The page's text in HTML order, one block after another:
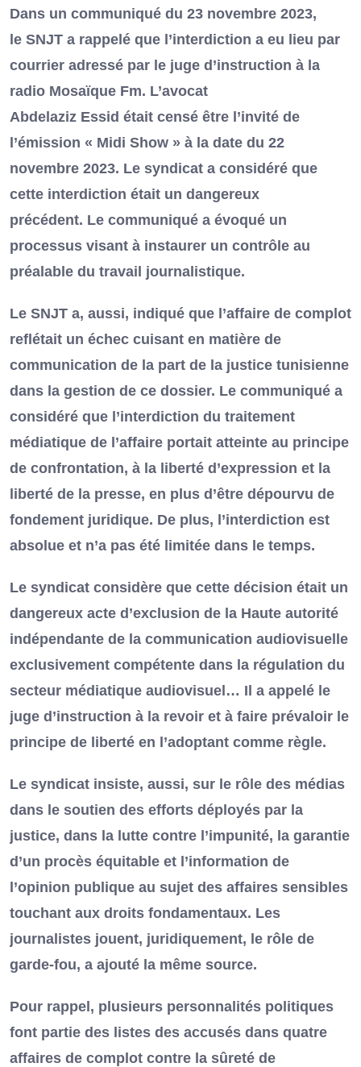
Dans un communiqué du 23 novembre 2023,
le SNJT a rappelé que l’interdiction a eu lieu par
courrier adressé par le juge d’instruction à la
radio Mosaïque Fm. L’avocat
Abdelaziz Essid était censé être l’invité de
l’émission « Midi Show » à la date du 22
novembre 2023. Le syndicat a considéré que
cette interdiction était un dangereux
précédent. Le communiqué a évoqué un
processus visant à instaurer un contrôle au
préalable du travail journalistique.
Le SNJT a, aussi, indiqué que l’affaire de complot
reflétait un échec cuisant en matière de
communication de la part de la justice tunisienne
dans la gestion de ce dossier. Le communiqué a
considéré que l’interdiction du traitement
médiatique de l’affaire portait atteinte au principe
de confrontation, à la liberté d’expression et la
liberté de la presse, en plus d’être dépourvu de
fondement juridique. De plus, l’interdiction est
absolue et n’a pas été limitée dans le temps.
Le syndicat considère que cette décision était un
dangereux acte d’exclusion de la Haute autorité
indépendante de la communication audiovisuelle
exclusivement compétente dans la régulation du
secteur médiatique audiovisuel… Il a appelé le
juge d’instruction à la revoir et à faire prévaloir le
principe de liberté en l’adoptant comme règle.
Le syndicat insiste, aussi, sur le rôle des médias
dans le soutien des efforts déployés par la
justice, dans la lutte contre l’impunité, la garantie
d’un procès équitable et l’information de
l’opinion publique au sujet des affaires sensibles
touchant aux droits fondamentaux. Les
journalistes jouent, juridiquement, le rôle de
garde-fou, a ajouté la même source.
Pour rappel, plusieurs personnalités politiques
font partie des listes des accusés dans quatre
affaires de complot contre la sûreté de